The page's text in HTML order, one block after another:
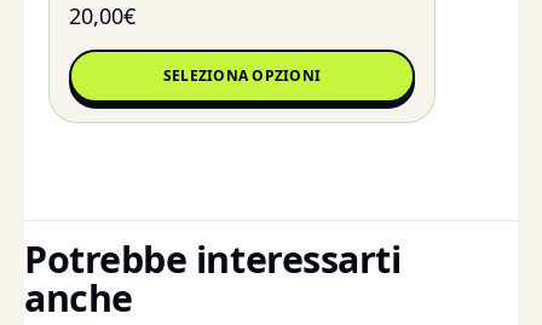
20,00€
SELEZIONA OPZIONI
Potrebbe interessarti
anche